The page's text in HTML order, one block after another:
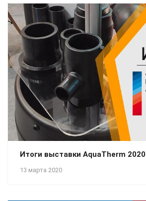
13 марта 2020
Итоги выставки AquaTherm 2020